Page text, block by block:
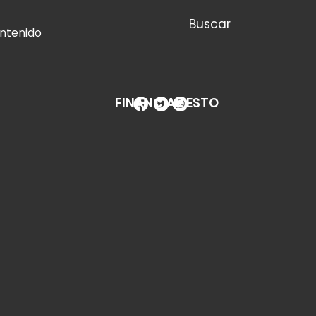
Buscar
FINANCIAR ESTO